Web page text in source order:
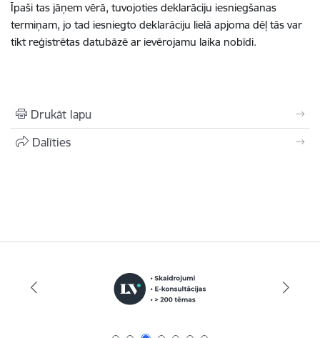
Īpaši tas jāņem vērā, tuvojoties deklarāciju iesniegšanas
termiņam, jo tad iesniegto deklarāciju lielā apjoma dēļ tās var
tikt reģistrētas datubāzē ar ievērojamu laika nobīdi.
Drukāt lapu
Dalīties